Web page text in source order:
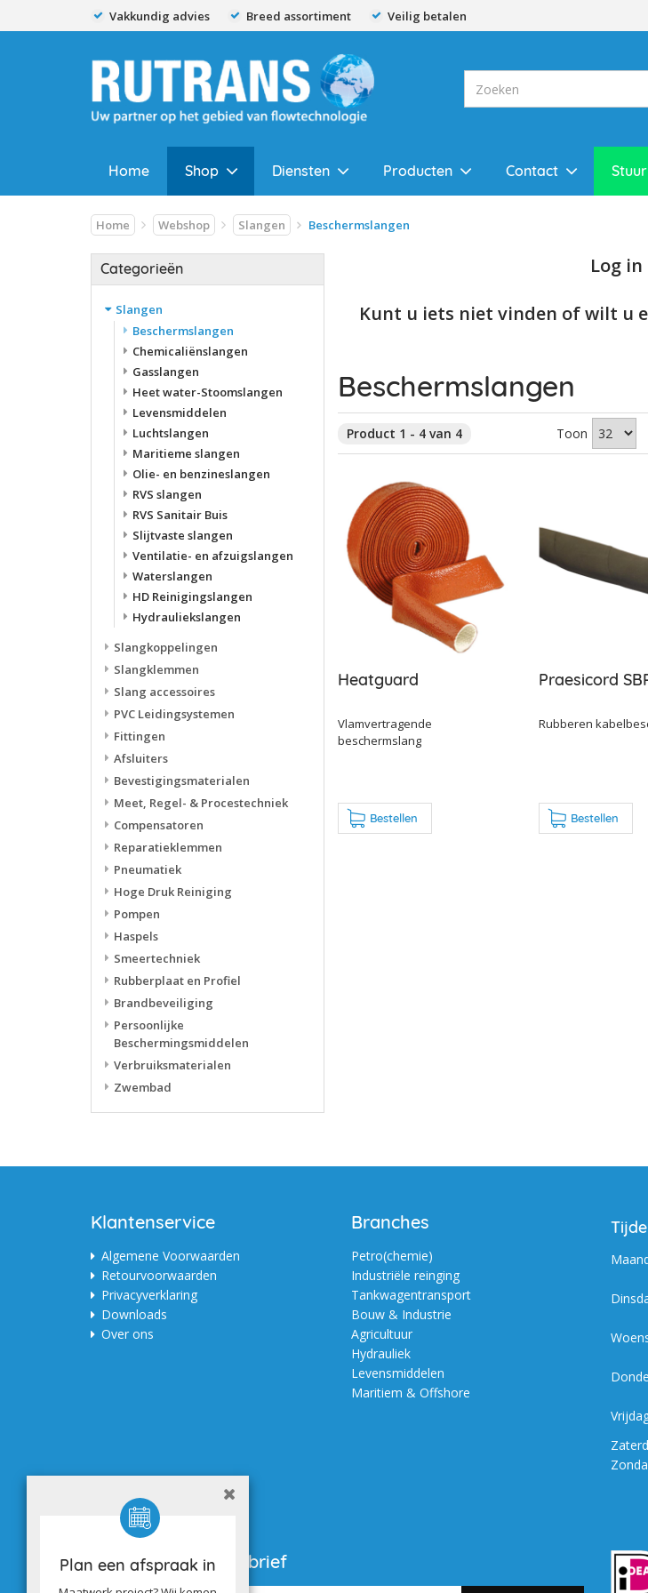
Plan een afspraak in
Vakkundig advies Breed assortiment Veilig betalen
Home Shop Diensten Producten Contact
Home Webshop Slangen Beschermslangen
Categorieën
Slangen
Beschermslangen
Chemicaliënslangen
Gasslangen
Heet water-Stoomslangen
Levensmiddelen
Luchtslangen
Maritieme slangen
Olie- en benzineslangen
RVS slangen
RVS Sanitair Buis
Slijtvaste slangen
Ventilatie- en afzuigslangen
Waterslangen
HD Reinigingslangen
Hydrauliekslangen
Slangkoppelingen
Slangklemmen
Slang accessoires
PVC Leidingsystemen
Fittingen
Afsluiters
Bevestigingsmaterialen
Meet, Regel- & Procestechniek
Compensatoren
Reparatieklemmen
Pneumatiek
Hoge Druk Reiniging
Pompen
Haspels
Smeertechniek
Rubberplaat en Profiel
Brandbeveiliging
Persoonlijke
Beschermingsmiddelen
Verbruiksmaterialen
Zwembad
Log
Kunt u iets niet vinden of wilt u
Beschermslangen
Product 1 - 4 van 4 Toon
Heatguard
Vlamvertragende
beschermslang
Bestellen
Praesicord
Rubberen
Bestellen
Klantenservice
Algemene Voorwaarden
Retourvoorwaarden
Privacyverklaring
Downloads
Over ons
Branches
Petro(chemie)
Industriële reinging
Tankwagentransport
Bouw & Industrie
Agricultuur
Hydrauliek
Levensmiddelen
Maritiem & Offshore
Aanmelden nieuwsbrief